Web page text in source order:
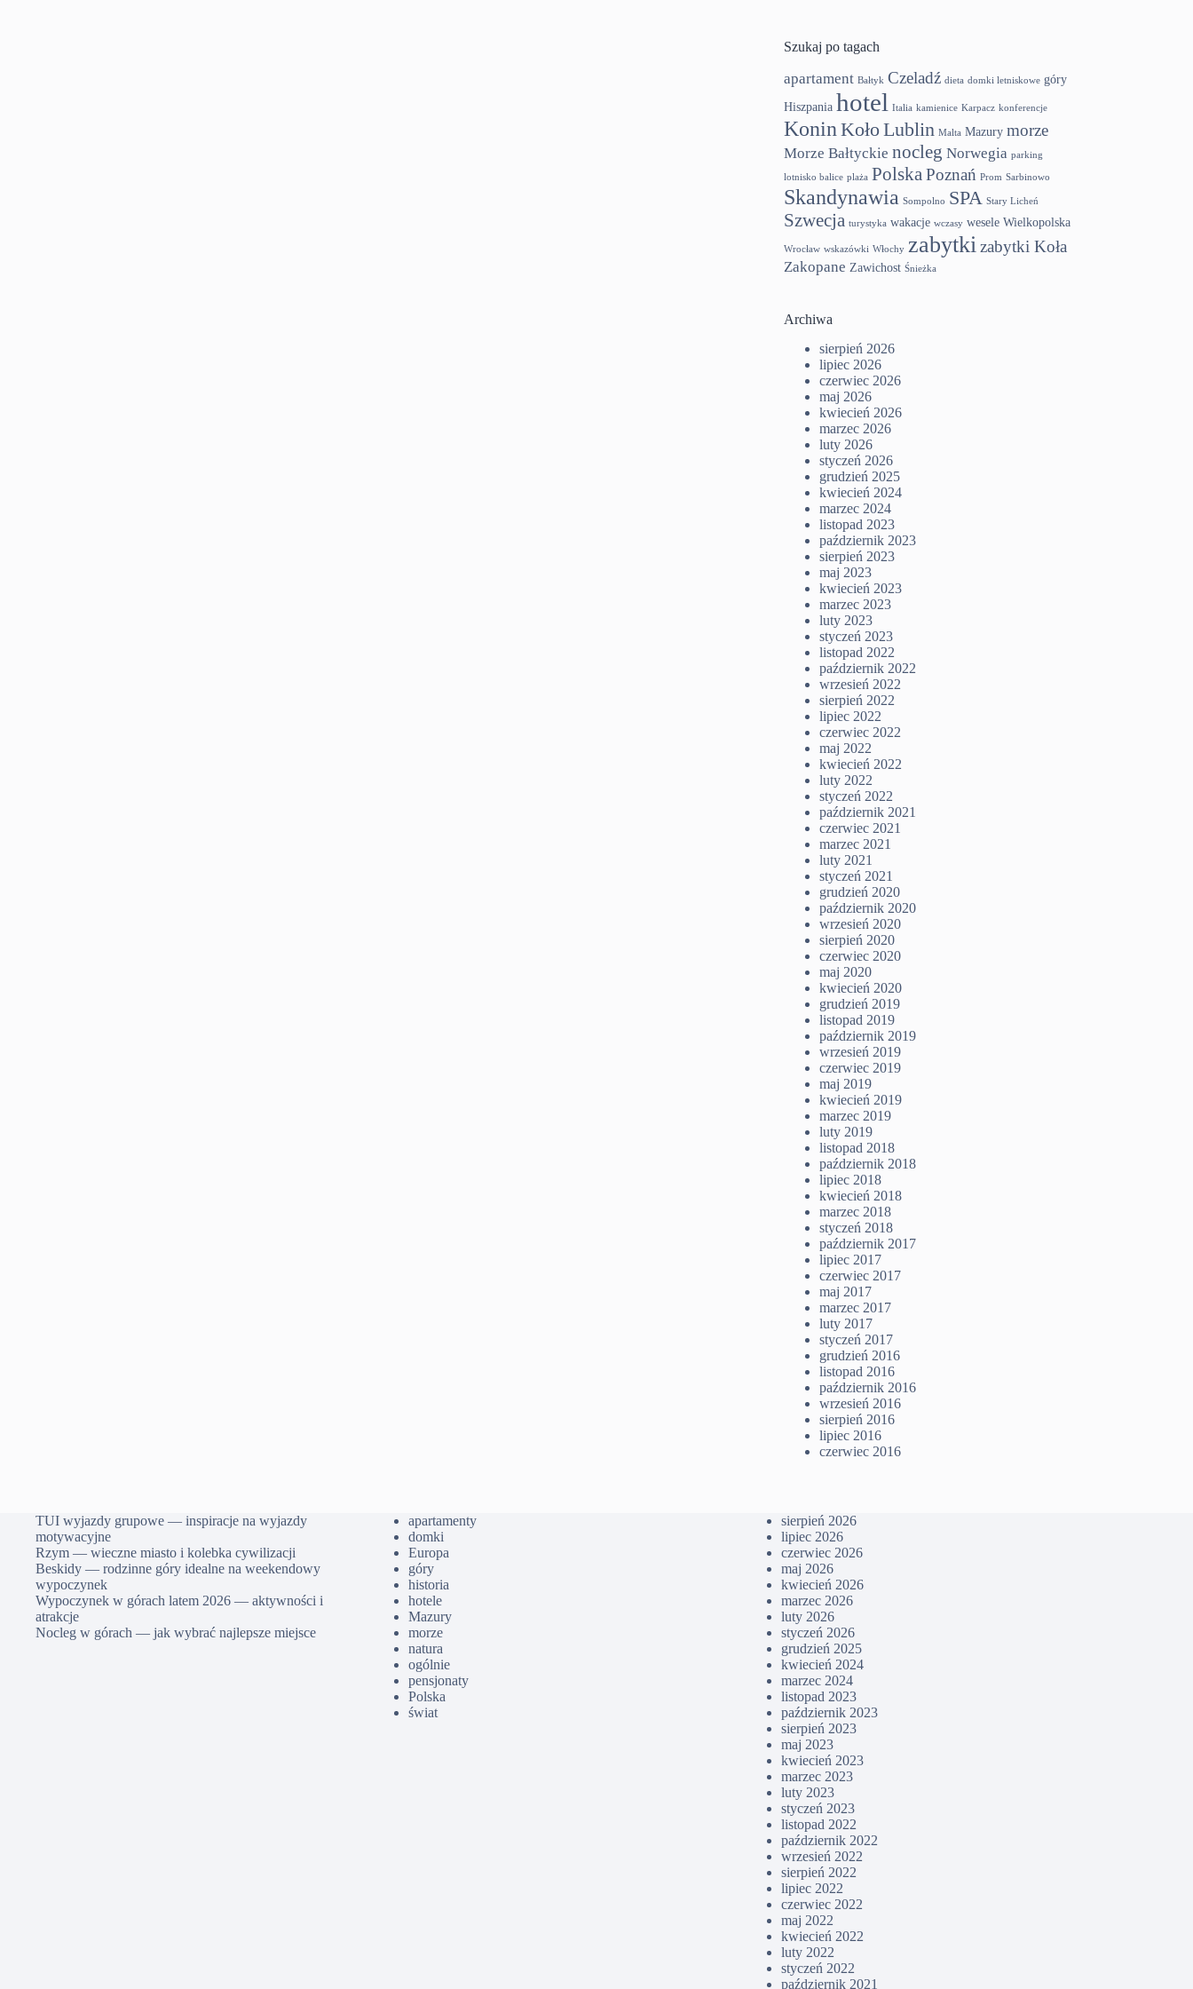
Szukaj po tagach
apartament Bałtyk Czeladź dieta domki letniskowe góry
Hiszpania hotel Italia kamienice Karpacz konferencje
Konin Koło Lublin Malta Mazury morze
Morze Bałtyckie nocleg Norwegia parking
lotnisko balice plaża PolskaPoznań Prom Sarbinowo
Skandynawia Sompolno SPA Stary Licheń
Szwecja turystyka wakacje wczasy wesele Wielkopolska
Wrocław wskazówki Włochy zabytkizabytki Koła
Zakopane Zawichost Śnieżka
Archiwa
sierpień 2026
lipiec 2026
czerwiec 2026
maj 2026
kwiecień 2026
marzec 2026
luty 2026
styczeń 2026
grudzień 2025
kwiecień 2024
marzec 2024
listopad 2023
październik 2023
sierpień 2023
maj 2023
kwiecień 2023
marzec 2023
luty 2023
styczeń 2023
listopad 2022
październik 2022
wrzesień 2022
sierpień 2022
lipiec 2022
czerwiec 2022
maj 2022
kwiecień 2022
luty 2022
styczeń 2022
październik 2021
czerwiec 2021
marzec 2021
luty 2021
styczeń 2021
grudzień 2020
październik 2020
wrzesień 2020
sierpień 2020
czerwiec 2020
maj 2020
kwiecień 2020
grudzień 2019
listopad 2019
październik 2019
wrzesień 2019
czerwiec 2019
maj 2019
kwiecień 2019
marzec 2019
luty 2019
listopad 2018
październik 2018
lipiec 2018
kwiecień 2018
marzec 2018
styczeń 2018
październik 2017
lipiec 2017
czerwiec 2017
maj 2017
marzec 2017
luty 2017
styczeń 2017
grudzień 2016
listopad 2016
październik 2016
wrzesień 2016
sierpień 2016
lipiec 2016
czerwiec 2016
TUI wyjazdy grupowe — inspiracje na wyjazdy
motywacyjne
Rzym — wieczne miasto i kolebka cywilizacji
Beskidy — rodzinne góry idealne na weekendowy
wypoczynek
Wypoczynek w górach latem 2026 — aktywności i
atrakcje
Nocleg w górach — jak wybrać najlepsze miejsce
apartamenty
domki
Europa
góry
historia
hotele
Mazury
morze
natura
ogólnie
pensjonaty
Polska
świat
sierpień 2026
lipiec 2026
czerwiec 2026
maj 2026
kwiecień 2026
marzec 2026
luty 2026
styczeń 2026
grudzień 2025
kwiecień 2024
marzec 2024
listopad 2023
październik 2023
sierpień 2023
maj 2023
kwiecień 2023
marzec 2023
luty 2023
styczeń 2023
listopad 2022
październik 2022
wrzesień 2022
sierpień 2022
lipiec 2022
czerwiec 2022
maj 2022
kwiecień 2022
luty 2022
styczeń 2022
październik 2021